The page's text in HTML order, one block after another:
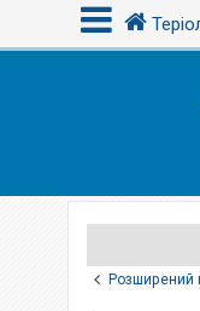
Розширений